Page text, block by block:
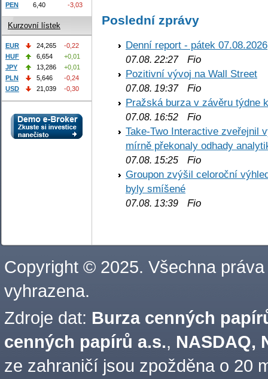
Poslední zprávy
Denní report - pátek 07.08.2026
07.08. 22:27Fio
Pozitivní vývoj na Wall Street
07.08. 19:37Fio
Pražská burza v závěru týdne
07.08. 16:52 Fio
Take-Two Interactive zveřejnil
mírně překonaly odhady
07.08. 15:25 Fio
Groupon zvýšil celoroční
byly smíšené
07.08. 13:39 Fio
PEN
6,40 -3,03
Kurzovní lístek
EUR 24,265
-0,22
HUF
6,654
+0,01
JPY
13,286
+0,01
PLN
5,646
-0,24
USD
21,039 -0,30
Copyright © 2025. Všechna práva
vyhrazena.
Zdroje dat: Burza cenných
cenných papírů a.s., NASDAQ,
ze zahraničí jsou zpožděna o 20